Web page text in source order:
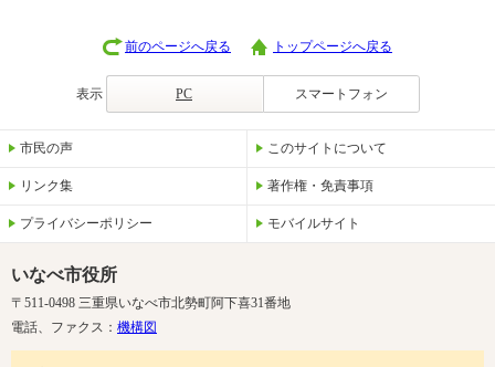
前のページへ戻る トップページへ戻る
表示 PC スマートフォン
市民の声 このサイトについて
リンク集 著作権・免責事項
プライバシーポリシー モバイルサイト
いなべ市役所
〒511-0498 三重県いなべ市北勢町阿下喜31番地
電話、ファクス： 機構図